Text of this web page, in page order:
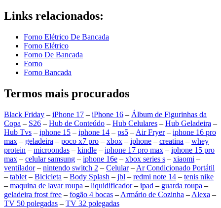
Links relacionados:
Forno Elétrico De Bancada
Forno Elétrico
Forno De Bancada
Forno
Forno Bancada
Termos mais procurados
Black Friday – iPhone 17 – iPhone 16 – Álbum de Figurinhas da
Copa – S26 – Hub de Conteúdo – Hub Celulares – Hub Geladeira –
Hub Tvs – iphone 15 – iphone 14 – ps5 – Air Fryer– iphone 16 pro
max – geladeira – poco x7 pro – xbox – iphone – creatina – whey
protein – microondas – kindle – iphone 17 pro max – iphone 15 pro
max – celular samsung – iphone 16e – xbox series s – xiaomi –
ventilador– nintendo switch 2 – Celular– Ar Condicionado Portátil
– tablet – Bicicleta – Body Splash – jbl – redmi note 14 – tenis nike
– maquina de lavar roupa – liquidificador– ipad – guarda roupa –
geladeira frost free – fogão 4 bocas – Armário de Cozinha – Alexa –
TV 50 polegadas – TV 32 polegadas